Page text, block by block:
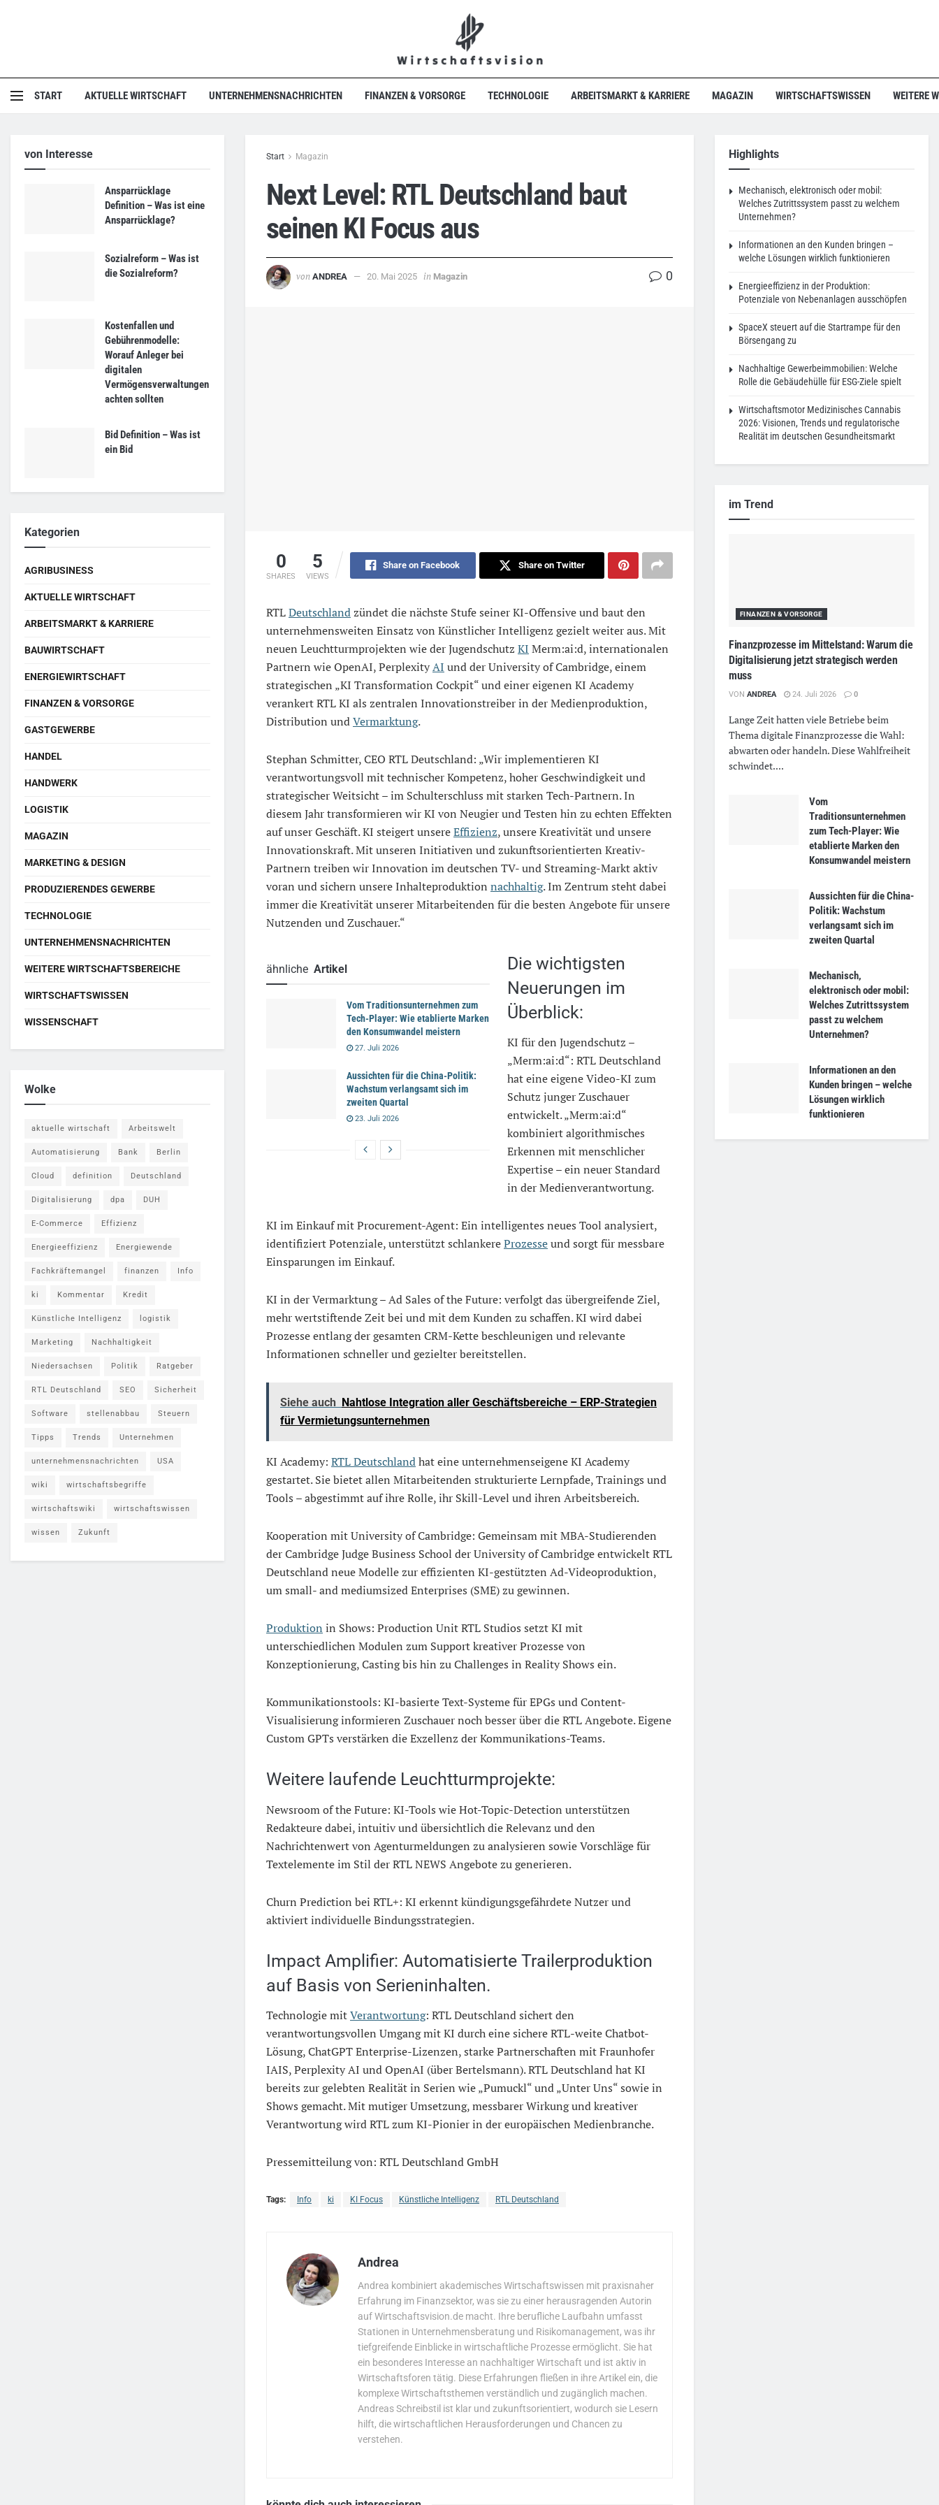
START AKTUELLE WIRTSCHAFT UNTERNEHMENSNACHRICHTEN FINANZEN & VORSORGE TECHNOLOGIE ARBEITSMARKT & KARRIERE MAGAZIN WIRTSCHAFTSWISSEN WEITERE
Start Magazin
Next Level: RTL Deutschland baut
seinen KI Focus aus
von ANDREA 20. Mai 2025 in Magazin 0
0
SHARES
5
VIEWS
Share on Facebook Share on Twitter
RTLDeutschlandzündet die nächste Stufe seiner KI-Offensive und baut den
unternehmensweiten Einsatz von Künstlicher Intelligenz gezielt weiter aus. Mit
neuen Leuchtturmprojekten wie der Jugendschutz KI Merm:ai:d, internationalen
Partnern wie OpenAI, PerplexityAI und der University of Cambridge, einem
strategischen „KI Transformation Cockpit“ und einer eigenen KI Academy
verankert RTL KI als zentralen Innovationstreiber in der Medienproduktion,
Distribution undVermarktung.
Stephan Schmitter, CEO RTL Deutschland: „Wir implementieren KI
verantwortungsvoll mit technischer Kompetenz, hoher Geschwindigkeit und
strategischer Weitsicht – im Schulterschluss mit starken Tech-Partnern. In
diesem Jahr transformieren wir KI von Neugier und Testen hin zu echten Effekten
auf unser Geschäft. KI steigert unsereEffizienz, unsere Kreativität und unsere
Innovationskraft. Mit unseren Initiativen und zukunftsorientierten Kreativ-
Partnern treiben wir Innovation im deutschen TV- und Streaming-Markt aktiv
voran und sichern unsere Inhalteproduktion nachhaltig. Im Zentrum steht dabei
immer die Kreativität unserer Mitarbeitenden für die besten Angebote für unsere
Nutzenden und Zuschauer.“
ähnliche Artikel
Vom Traditionsunternehmen zum
Tech-Player: Wie etablierte Marken
den Konsumwandel meistern
27. Juli 2026
Aussichten für die China-Politik:
Wachstum verlangsamt sich im
zweiten Quartal
23. Juli 2026
Die wichtigsten
Neuerungen im
Überblick:
KI für den Jugendschutz –
„Merm:ai:d“: RTL Deutschland
hat eine eigene Video-KI zum
Schutz junger Zuschauer
entwickelt. „Merm:ai:d“
kombiniert algorithmisches
Erkennen mit menschlicher
Expertise – ein neuer Standard
in der Medienverantwortung.
KI im Einkauf mit Procurement-Agent: Ein intelligentes neues Tool analysiert,
identifiziert Potenziale, unterstützt schlankereProzesseund sorgt für messbare
Einsparungen im Einkauf.
KI in der Vermarktung – Ad Sales of the Future: verfolgt das übergreifende Ziel,
mehr wertstiftende Zeit bei und mit dem Kunden zu schaffen. KI wird dabei
Prozesse entlang der gesamten CRM-Kette beschleunigen und relevante
Informationen schneller und gezielter bereitstellen.
Siehe auch
Nahtlose Integration aller Geschäftsbereiche – ERP-Strategien
für Vermietungsunternehmen
KI Academy: RTL Deutschlandhat eine unternehmenseigene KI Academy
gestartet. Sie bietet allen Mitarbeitenden strukturierte Lernpfade, Trainings und
Tools – abgestimmt auf ihre Rolle, ihr Skill-Level und ihren Arbeitsbereich.
Kooperation mit University of Cambridge: Gemeinsam mit MBA-Studierenden
der Cambridge Judge Business School der University of Cambridge entwickelt RTL
Deutschland neue Modelle zur effizienten KI-gestützten Ad-Videoproduktion,
um small- and mediumsized Enterprises (SME) zu gewinnen.
Produktion in Shows: Production Unit RTL Studios setzt KI mit
unterschiedlichen Modulen zum Support kreativer Prozesse von
Konzeptionierung, Casting bis hin zu Challenges in Reality Shows ein.
Kommunikationstools: KI-basierte Text-Systeme für EPGs und Content-
Visualisierung informieren Zuschauer noch besser über die RTL Angebote. Eigene
Custom GPTs verstärken die Exzellenz der Kommunikations-Teams.
Weitere laufende Leuchtturmprojekte:
Newsroom of the Future: KI-Tools wie Hot-Topic-Detection unterstützen
Redakteure dabei, intuitiv und übersichtlich die Relevanz und den
Nachrichtenwert von Agenturmeldungen zu analysieren sowie Vorschläge für
Textelemente im Stil der RTL NEWS Angebote zu generieren.
Churn Prediction bei RTL+: KI erkennt kündigungsgefährdete Nutzer und
aktiviert individuelle Bindungsstrategien.
Impact Amplifier: Automatisierte Trailerproduktion
auf Basis von Serieninhalten.
Technologie mitVerantwortung: RTL Deutschland sichert den
verantwortungsvollen Umgang mit KI durch eine sichere RTL-weite Chatbot-
Lösung, ChatGPT Enterprise-Lizenzen, starke Partnerschaften mit Fraunhofer
IAIS, Perplexity AI und OpenAI (über Bertelsmann). RTL Deutschland hat KI
bereits zur gelebten Realität in Serien wie „Pumuckl“ und „Unter Uns“ sowie in
Shows gemacht. Mit mutiger Umsetzung, messbarer Wirkung und kreativer
Verantwortung wird RTL zum KI-Pionier in der europäischen Medienbranche.
Pressemitteilung von: RTL Deutschland GmbH
Tags: Info ki KI Focus Künstliche Intelligenz RTL Deutschland
Andrea
Andrea kombiniert akademisches Wirtschaftswissen mit praxisnaher
Erfahrung im Finanzsektor, was sie zu einer herausragenden Autorin
auf Wirtschaftsvision.de macht. Ihre berufliche Laufbahn umfasst
Stationen in Unternehmensberatung und Risikomanagement, was ihr
tiefgreifende Einblicke in wirtschaftliche Prozesse ermöglicht. Sie hat
ein besonderes Interesse an nachhaltiger Wirtschaft und ist aktiv in
Wirtschaftsforen tätig. Diese Erfahrungen fließen in ihre Artikel ein, die
komplexe Wirtschaftsthemen verständlich und zugänglich machen.
Andreas Schreibstil ist klar und zukunftsorientiert, wodurch sie Lesern
hilft, die wirtschaftlichen Herausforderungen und Chancen zu
verstehen.
von Interesse
Ansparrücklage
Definition – Was ist eine
Ansparrücklage?
Sozialreform – Was ist
die Sozialreform?
Kostenfallen und
Gebührenmodelle:
Worauf Anleger bei
digitalen
Vermögensverwaltungen
achten sollten
Bid Definition – Was ist
ein Bid
Kategorien
AGRIBUSINESS
AKTUELLE WIRTSCHAFT
ARBEITSMARKT & KARRIERE
BAUWIRTSCHAFT
ENERGIEWIRTSCHAFT
FINANZEN & VORSORGE
GASTGEWERBE
HANDEL
HANDWERK
LOGISTIK
MAGAZIN
MARKETING & DESIGN
PRODUZIERENDES GEWERBE
TECHNOLOGIE
UNTERNEHMENSNACHRICHTEN
WEITERE WIRTSCHAFTSBEREICHE
WIRTSCHAFTSWISSEN
WISSENSCHAFT
Wolke
aktuelle wirtschaft Arbeitswelt
Automatisierung Bank Berlin
Cloud definition Deutschland
Digitalisierung dpa DUH
E-Commerce Effizienz
Energieeffizienz Energiewende
Fachkräftemangel finanzen Info
ki Kommentar Kredit
Künstliche Intelligenz logistik
Marketing Nachhaltigkeit
Niedersachsen Politik Ratgeber
RTL Deutschland SEO Sicherheit
Software stellenabbau Steuern
Tipps Trends Unternehmen
unternehmensnachrichten USA
wiki wirtschaftsbegriffe
wirtschaftswiki wirtschaftswissen
wissen Zukunft
Highlights
Mechanisch, elektronisch oder mobil:
Welches Zutrittssystem passt zu welchem
Unternehmen?
Informationen an den Kunden bringen –
welche Lösungen wirklich funktionieren
Energieeffizienz in der Produktion:
Potenziale von Nebenanlagen ausschöpfen
SpaceX steuert auf die Startrampe für den
Börsengang zu
Nachhaltige Gewerbeimmobilien: Welche
Rolle die Gebäudehülle für ESG-Ziele spielt
Wirtschaftsmotor Medizinisches Cannabis
2026: Visionen, Trends und regulatorische
Realität im deutschen Gesundheitsmarkt
im Trend
FINANZEN & VORSORGE
Finanzprozesse im Mittelstand: Warum die
Digitalisierung jetzt strategisch werden
muss
VON ANDREA 24. Juli 2026 0
Lange Zeit hatten viele Betriebe beim
Thema digitale Finanzprozesse die Wahl:
abwarten oder handeln. Diese Wahlfreiheit
schwindet....
Vom
Traditionsunternehmen
zum Tech-Player: Wie
etablierte Marken den
Konsumwandel meistern
Aussichten für die China-
Politik: Wachstum
verlangsamt sich im
zweiten Quartal
Mechanisch,
elektronisch oder mobil:
Welches Zutrittssystem
passt zu welchem
Unternehmen?
Informationen an den
Kunden bringen – welche
Lösungen wirklich
funktionieren